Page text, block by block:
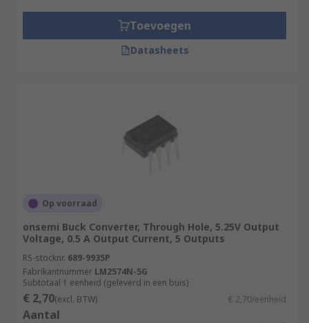
Toevoegen
Datasheets
Op voorraad
onsemi Buck Converter, Through Hole, 5.25V Output
Voltage, 0.5 A Output Current, 5 Outputs
RS-stocknr. 689-9935P
Fabrikantnummer LM2574N-5G
Subtotaal 1 eenheid (geleverd in een buis)
€ 2,70(excl. BTW) € 2,70/eenheid
Aantal